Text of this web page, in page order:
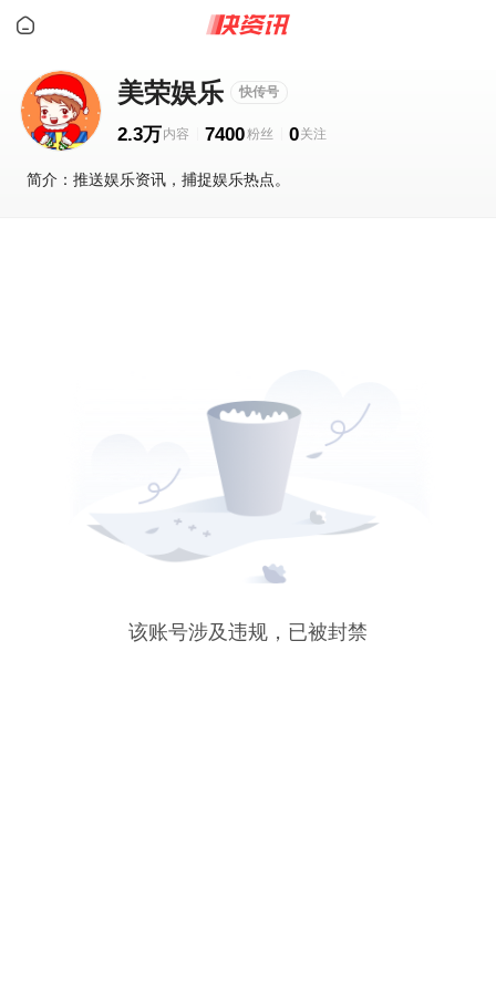
美荣娱乐 快传号
2.3万 7400 0
简介：推送娱乐资讯，捕捉娱乐热点。
该账号涉及违规，已被封禁